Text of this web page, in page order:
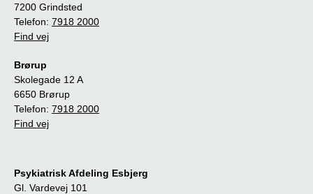
7200 Grindsted
Telefon: 7918 2000
Find vej
Brørup
Skolegade 12 A
6650 Brørup
Telefon: 7918 2000
Find vej
Psykiatrisk Afdeling Esbjerg
Gl. Vardevej 101